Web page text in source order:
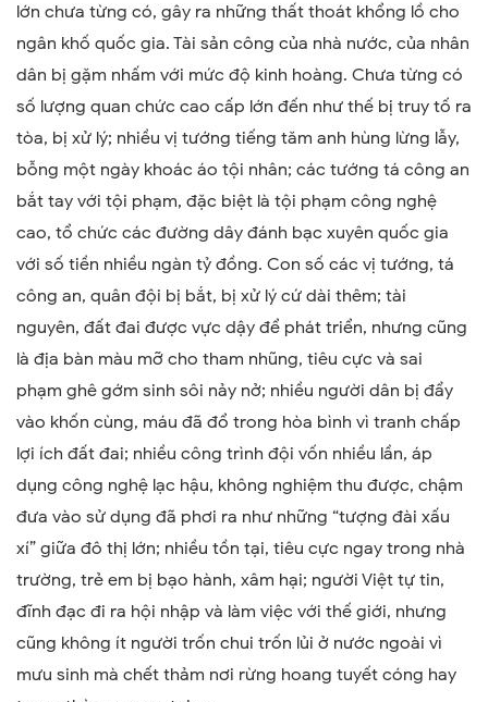
lớn chưa từng có, gây ra những thất thoát khổng lồ cho
ngân khố quốc gia. Tài sản công của nhà nước, của nhân
dân bị gặm nhấm với mức độ kinh hoàng. Chưa từng có
số lượng quan chức cao cấp lớn đến như thế bị truy tố ra
tòa, bị xử lý; nhiều vị tướng tiếng tăm anh hùng lừng lẫy,
bỗng một ngày khoác áo tội nhân; các tướng tá công an
bắt tay với tội phạm, đặc biệt là tội phạm công nghệ
cao, tổ chức các đường dây đánh bạc xuyên quốc gia
với số tiền nhiều ngàn tỷ đồng. Con số các vị tướng, tá
công an, quân đội bị bắt, bị xử lý cứ dài thêm; tài
nguyên, đất đai được vực dậy để phát triển, nhưng cũng
là địa bàn màu mỡ cho tham nhũng, tiêu cực và sai
phạm ghê gớm sinh sôi nảy nở; nhiều người dân bị đẩy
vào khốn cùng, máu đã đổ trong hòa bình vì tranh chấp
lợi ích đất đai; nhiều công trình đội vốn nhiều lần, áp
dụng công nghệ lạc hậu, không nghiệm thu được, chậm
đưa vào sử dụng đã phơi ra như những “tượng đài xấu
xí” giữa đô thị lớn; nhiều tồn tại, tiêu cực ngay trong nhà
trường, trẻ em bị bạo hành, xâm hại; người Việt tự tin,
đĩnh đạc đi ra hội nhập và làm việc với thế giới, nhưng
cũng không ít người trốn chui trốn lủi ở nước ngoài vì
mưu sinh mà chết thảm nơi rừng hoang tuyết cóng hay